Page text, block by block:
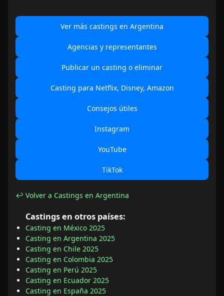
Ver más castings en Argentina
Agencias y representantes
Publicar un casting o eliminar
Casting para Netflix, Disney, Amazon
Consejos útiles
Instagram
YouTube
TikTok
↩ Volver a Castings en Argentina
Castings en otros países:
Casting en México 2025
Casting en Argentina 2025
Casting en Chile 2025
Casting en Colombia 2025
Casting en Perú 2025
Casting en Ecuador 2025
Casting en España 2025